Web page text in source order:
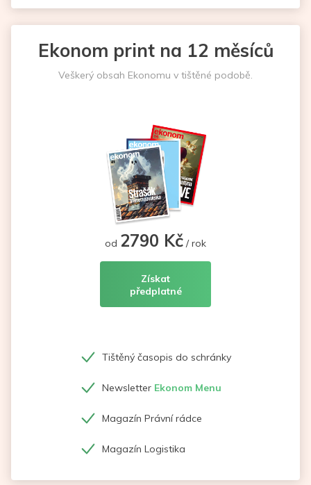
Ekonom print na 12 měsíců
Veškerý obsah Ekonomu v tištěné podobě.
od 2790 Kč / rok
Získat
předplatné
Tištěný časopis do schránky
Newsletter Ekonom Menu
Magazín Právní rádce
Magazín Logistika